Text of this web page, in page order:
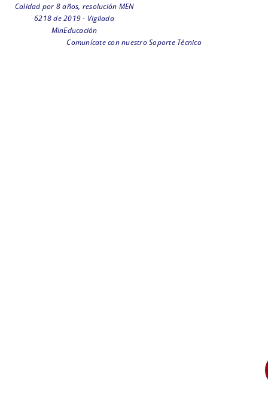
Calidad por 8 años, resolución MEN
6218 de 2019 - Vigilada
MinEducación
Comunícate con nuestro Soporte Técnico